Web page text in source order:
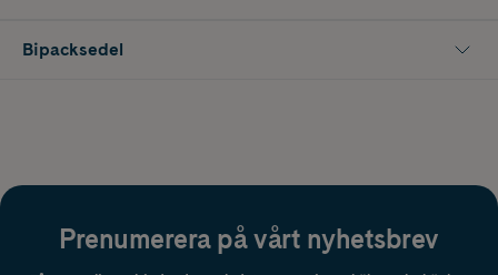
Bipacksedel
Prenumerera på vårt nyhetsbrev